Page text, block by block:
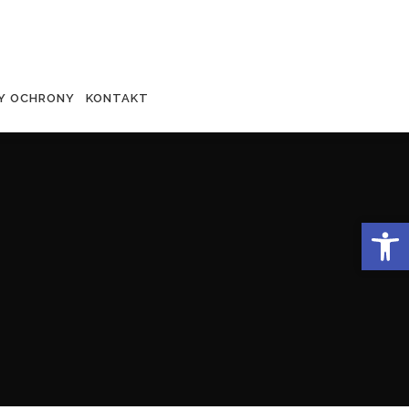
OCHRONY KONTAKT